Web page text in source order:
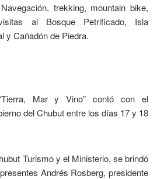
trekking, mountain bike,
al Bosque Petrificado, Isla
y Cañadón de Piedra.
Mar y Vino” contó con el
del Chubut entre los días 17 y 18
Turismo y el Ministerio, se brindó
Andrés Rosberg, presidente